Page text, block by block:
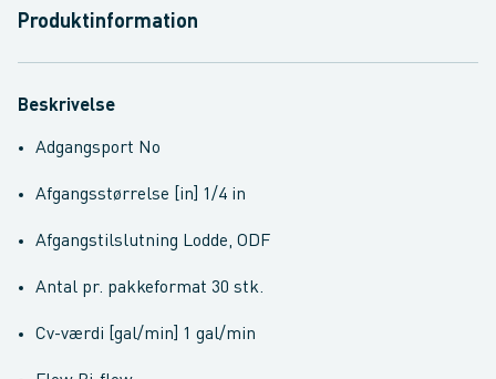
Produktinformation
Beskrivelse
Adgangsport No
Afgangsstørrelse [in] 1/4 in
Afgangstilslutning Lodde, ODF
Antal pr. pakkeformat 30 stk.
Cv-værdi [gal/min] 1 gal/min